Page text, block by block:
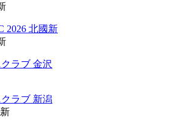
2026 北國新
ラブ 金沢
ラブ 新潟